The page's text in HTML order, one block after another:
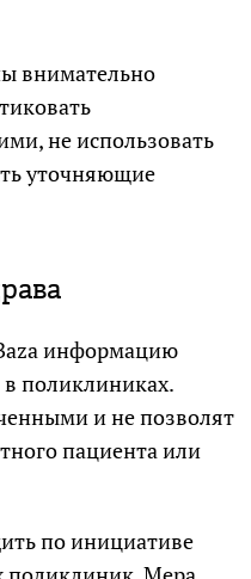
внимательно
не использовать
уточняющие
информацию
поликлиниках.
и не позволят
пациента или
по инициативе